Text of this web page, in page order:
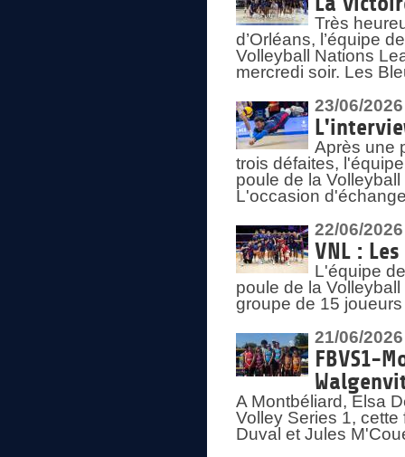
Très
d’Orléans, l’équipe
Volleyball Nations
mercredi soir. Les
23/06/2026
Après une
trois défaites,
poule de la
L'occasion
22/06/2026
VNL :
L'équipe
poule de la
groupe de 15
21/06/2026
FBVS1-
A Montbéliard, Elsa
Volley Series 1,
Duval et Jules